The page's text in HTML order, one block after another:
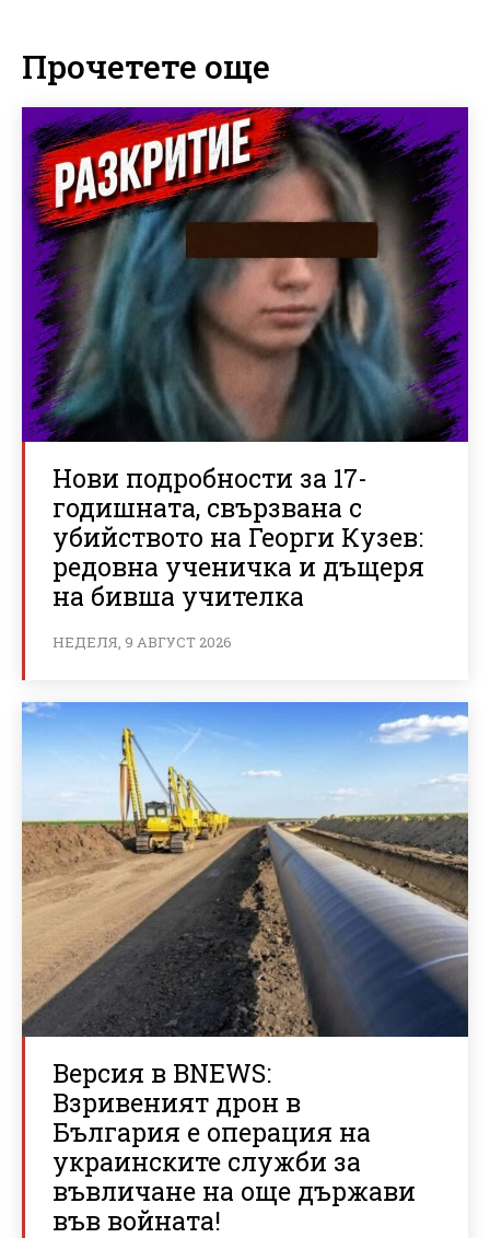
Прочетете още
Нови подробности за 17-
годишната, свързвана с
убийството на Георги Кузев:
редовна ученичка и дъщеря
на бивша учителка
НЕДЕЛЯ, 9 АВГУСТ 2026
Версия в BNEWS:
Взривеният дрон в
България е операция на
украинските служби за
въвличане на още държави
във войната!